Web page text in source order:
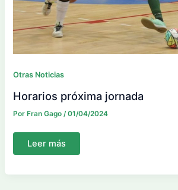
Otras Noticias
Horarios próxima jornada
Por Fran Gago/01/04/2024
Horarios
Leer más